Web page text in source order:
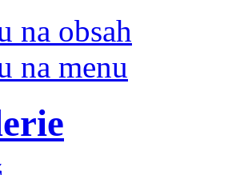
na obsah
na menu